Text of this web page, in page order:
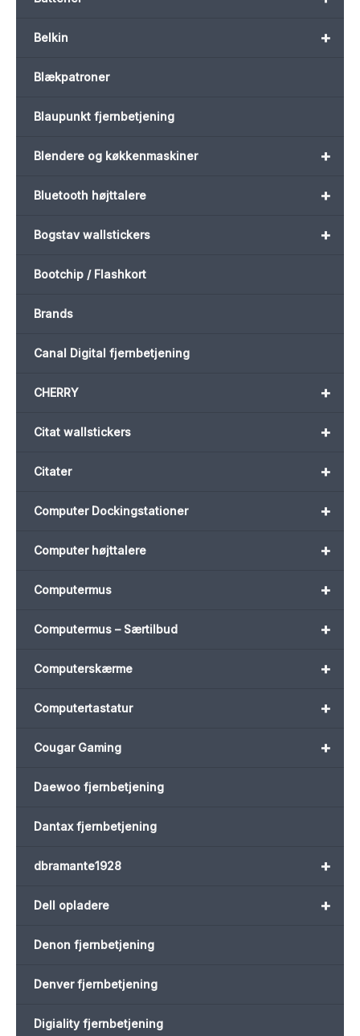
+
Belkin
Blækpatroner
Blaupunkt fjernbetjening
+
Blendere og køkkenmaskiner
+
Bluetooth højttalere
+
Bogstav wallstickers
Bootchip / Flashkort
Brands
Canal Digital fjernbetjening
+
CHERRY
+
Citat wallstickers
+
Citater
+
Computer Dockingstationer
+
Computer højttalere
+
Computermus
+
Computermus – Særtilbud
+
Computerskærme
+
Computertastatur
+
Cougar Gaming
Daewoo fjernbetjening
Dantax fjernbetjening
+
dbramante1928
+
Dell opladere
Denon fjernbetjening
Denver fjernbetjening
Digiality fjernbetjening